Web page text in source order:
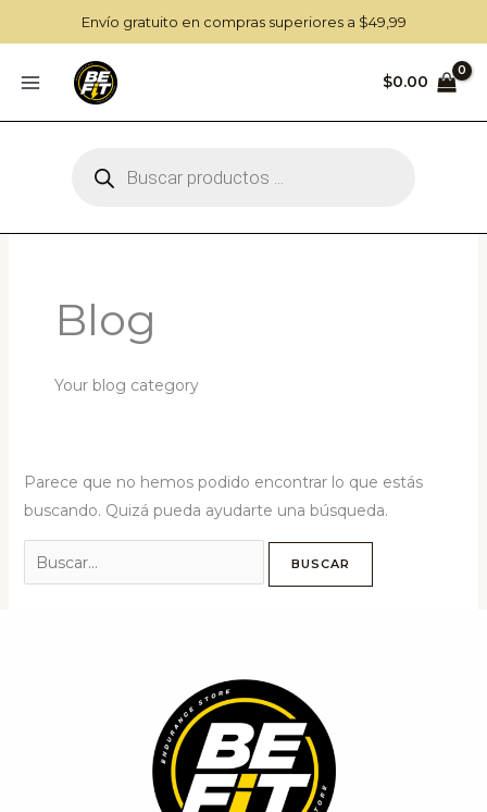
al
contenido
Envío gratuito en compras superiores a $49,99
$0.00
productos
Blog
Your blog category
Parece que no hemos podido encontrar lo que estás
buscando. Quizá pueda ayudarte una búsqueda.
Buscar
por: